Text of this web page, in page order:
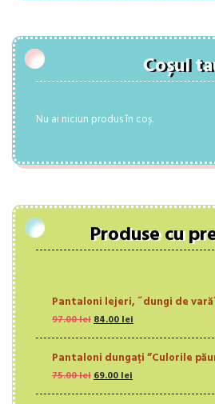
Coșul
Nu ai niciun produs în coș.
Produse cu
Pantaloni lejeri, ˝dungi de
97.00leiPrețul
inițial
fost:
97.00 lei.
84.00leiPrețul
curent
84.00 lei.
Pantaloni dungați ”Culorile
75.00leiPrețul
inițial
69.00leiPrețul
curent